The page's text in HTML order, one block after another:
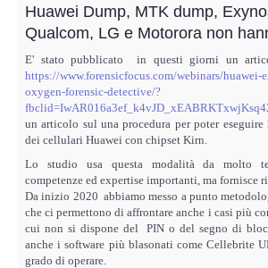
Perizia Data Breach
Digital Intelligence OSINT
Indagini su computer
Indagini Smartphone,Tablet
Copia/Acquisizione Forense
Huawei Dump, MTK dump,
Qualcom, LG e Motorora non
E' stato pubblicato in questi giorni un
https://www.forensicfocus.com/webinars/huawei-
oxygen-forensic-detective/?
un articolo sul una procedura per poter
dei cellulari Huawei con chipset Kirn.
Lo studio usa questa modalità da molto
competenze ed expertise importanti, ma fornisce
Da inizio 2020 abbiamo messo a punto
che ci permettono di affrontare anche i casi più
cui non si dispone del PIN o del segno di
anche i software più blasonati come Cellebrite
grado di operare.